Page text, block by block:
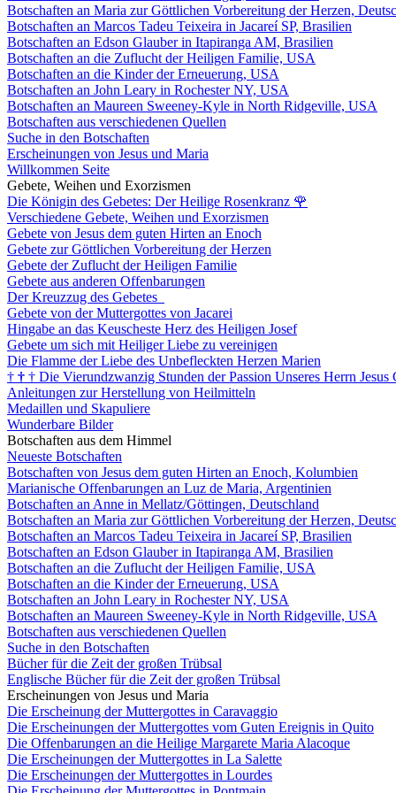
Botschaften an Maria zur Göttlichen Vorbereitung der Herzen,
Botschaften an Marcos Tadeu Teixeira in Jacareí SP, Brasilien
Botschaften an Edson Glauber in Itapiranga AM, Brasilien
Botschaften an die Zuflucht der Heiligen Familie, USA
Botschaften an die Kinder der Erneuerung, USA
Botschaften an John Leary in Rochester NY, USA
Botschaften an Maureen Sweeney-Kyle in North Ridgeville, USA
Botschaften aus verschiedenen Quellen
Suche in den Botschaften
Erscheinungen von Jesus und Maria
Willkommen Seite
Gebete, Weihen und Exorzismen
Die Königin des Gebetes: Der Heilige Rosenkranz 🌹
Verschiedene Gebete, Weihen und Exorzismen
Gebete von Jesus dem guten Hirten an Enoch
Gebete zur Göttlichen Vorbereitung der Herzen
Gebete der Zuflucht der Heiligen Familie
Gebete aus anderen Offenbarungen
Der Kreuzzug des Gebetes
Gebete von der Muttergottes von Jacarei
Hingabe an das Keuscheste Herz des Heiligen Josef
Gebete um sich mit Heiliger Liebe zu vereinigen
Die Flamme der Liebe des Unbefleckten Herzen Marien
† † † Die Vierundzwanzig Stunden der Passion Unseres Herrn Jesus
Anleitungen zur Herstellung von Heilmitteln
Medaillen und Skapuliere
Wunderbare Bilder
Botschaften aus dem Himmel
Neueste Botschaften
Botschaften von Jesus dem guten Hirten an Enoch, Kolumbien
Marianische Offenbarungen an Luz de Maria, Argentinien
Botschaften an Anne in Mellatz/Göttingen, Deutschland
Botschaften an Maria zur Göttlichen Vorbereitung der Herzen,
Botschaften an Marcos Tadeu Teixeira in Jacareí SP, Brasilien
Botschaften an Edson Glauber in Itapiranga AM, Brasilien
Botschaften an die Zuflucht der Heiligen Familie, USA
Botschaften an die Kinder der Erneuerung, USA
Botschaften an John Leary in Rochester NY, USA
Botschaften an Maureen Sweeney-Kyle in North Ridgeville, USA
Botschaften aus verschiedenen Quellen
Suche in den Botschaften
Bücher für die Zeit der großen Trübsal
Englische Bücher für die Zeit der großen Trübsal
Erscheinungen von Jesus und Maria
Die Erscheinung der Muttergottes in Caravaggio
Die Erscheinungen der Muttergottes vom Guten Ereignis in Quito
Die Offenbarungen an die Heilige Margarete Maria Alacoque
Die Erscheinungen der Muttergottes in La Salette
Die Erscheinungen der Muttergottes in Lourdes